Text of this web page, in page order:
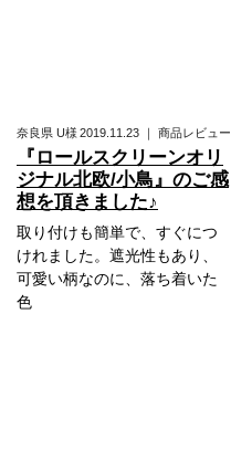
奈良県 U様2019.11.23 ｜ 商品レビュー
『ロールスクリーンオリ
ジナル北欧/小鳥』のご感
想を頂きました♪
取り付けも簡単で、すぐにつ
けれました。遮光性もあり、
可愛い柄なのに、落ち着いた
色